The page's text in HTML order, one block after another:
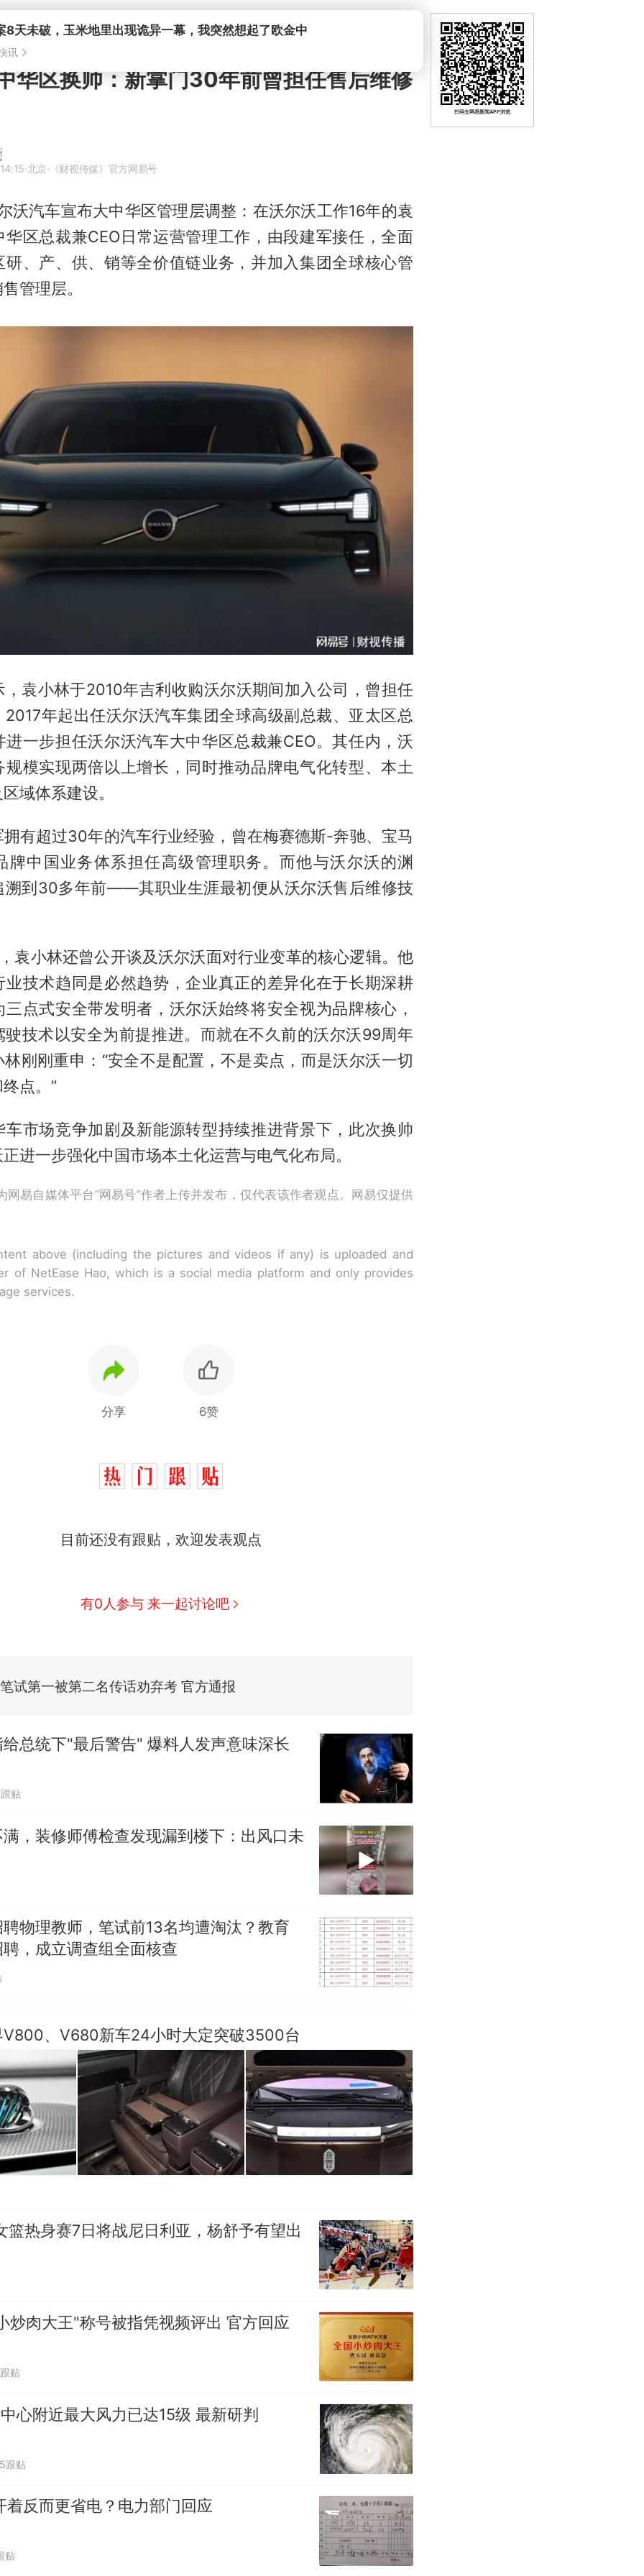
8天未破，玉米地里出现诡异一幕，我突然想起了欧金中
讯
华区换帅：新掌门30年前曾担任售后维修
·北京·《财视传媒》官方网易号
沃汽车宣布大中华区管理层调整：在沃尔沃工作16年的袁
华区总裁兼CEO日常运营管理工作，由段建军接任，全面
研、产、供、销等全价值链业务，并加入集团全球核心管
管理层。
，袁小林于2010年吉利收购沃尔沃期间加入公司，曾担任
2017年起出任沃尔沃汽车集团全球高级副总裁、亚太区总
进一步担任沃尔沃汽车大中华区总裁兼CEO。其任内，沃
规模实现两倍以上增长，同时推动品牌电气化转型、本土
域体系建设。
有超过30年的汽车行业经验，曾在梅赛德斯-奔驰、宝马
牌中国业务体系担任高级管理职务。而他与沃尔沃的渊
溯到30多年前——其职业生涯最初便从沃尔沃售后维修技
袁小林还曾公开谈及沃尔沃面对行业变革的核心逻辑。他
业技术趋同是必然趋势，企业真正的差异化在于长期深耕
三点式安全带发明者，沃尔沃始终将安全视为品牌核心，
驶技术以安全为前提推进。而就在不久前的沃尔沃99周年
林刚刚重申：“安全不是配置，不是卖点，而是沃尔沃一切
点。”
车市场竞争加剧及新能源转型持续推进背景下，此次换帅
进一步强化中国市场本土化运营与电气化布局。
网易自媒体平台“网易号”作者上传并发布，仅代表该作者观点。网易仅提供
above (including the pictures and videos if any) is uploaded and
of NetEase Hao, which is a social media platform and only provides
services.
分享 6赞
目前还没有跟贴，欢迎发表观点
有0人参与 来一起讨论吧
那个在床头放菜刀的女孩，因老师一句“跟我回家”改写了人生
笔试第一被第二名传话劝弃考 官方通报
招聘，成立调查组全面核查
享界G9车型预售价公布：43.98万起
热 那个在床头放菜刀的女孩，因老师一句“跟我回家”改写了人生
总统下"最后警告" 爆料人发声意味深长
贴
，装修师傅检查发现漏到楼下：出风口未
物理教师，笔试前13名均遭淘汰？教育
，成立调查组全面核查
V800、V680新车24小时大定突破3500台
篮热身赛7日将战尼日利亚，杨舒予有望出
炒肉大王"称号被指凭视频评出 官方回应
贴
心附近最大风力已达15级 最新研判
跟贴
着反而更省电？电力部门回应
贴
扫码去网易新闻APP浏览